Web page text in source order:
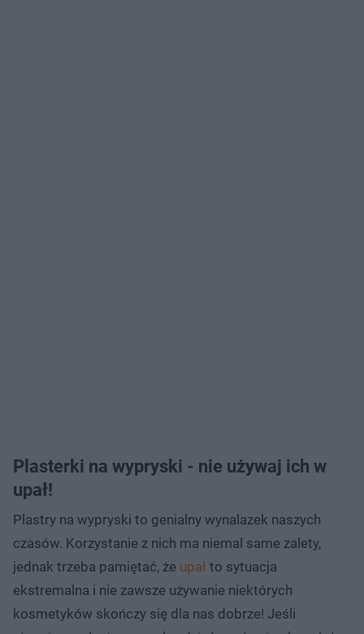
Plasterki na wypryski - nie używaj ich w
upał!
Plastry na wypryski to genialny wynalazek naszych
czasów. Korzystanie z nich ma niemal same zalety,
jednak trzeba pamiętać, że upał to sytuacja
ekstremalna i nie zawsze używanie niektórych
kosmetyków skończy się dla nas dobrze! Jeśli